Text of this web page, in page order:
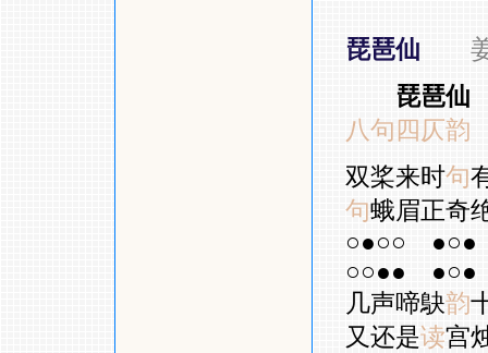
琵琶仙
琵琶仙
八句四仄韵
双桨来时句
句蛾眉正奇
○●○○
●○●
○○●●
●○●
几声啼鴃韵
又还是读宫